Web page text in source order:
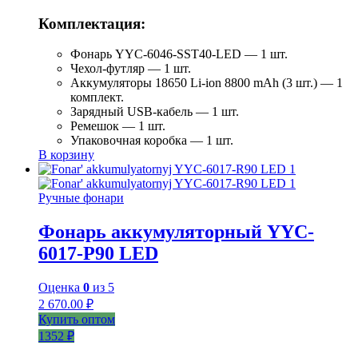
Комплектация:
Фонарь YYC-6046-SST40-LED — 1 шт.
Чехол-футляр — 1 шт.
Аккумуляторы 18650 Li-ion 8800 mAh (3 шт.) — 1
комплект.
Зарядный USB-кабель — 1 шт.
Ремешок — 1 шт.
Упаковочная коробка — 1 шт.
В корзину
Ручные фонари
Фонарь аккумуляторный YYC-
6017-Р90 LED
Оценка 0 из 5
2 670.00 ₽
Купить оптом
1352 ₽